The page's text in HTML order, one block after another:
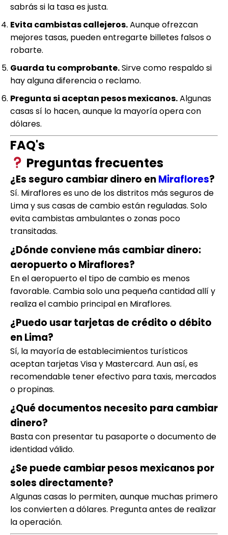
sabrás si la tasa es justa.
Evita cambistas callejeros.Aunque ofrezcan
mejores tasas, pueden entregarte billetes falsos o
robarte.
Guarda tu comprobante.Sirve como respaldo si
hay alguna diferencia o reclamo.
Pregunta si aceptan pesos mexicanos.Algunas
casas sí lo hacen, aunque la mayoría opera con
dólares.
FAQ's
Preguntas frecuentes
¿Es seguro cambiar dinero enMiraflores?
Sí. Miraflores es uno de los distritos más seguros de
Lima y sus casas de cambio están reguladas. Solo
evita cambistas ambulantes o zonas poco
transitadas.
¿Dónde conviene más cambiar dinero:
aeropuerto o Miraflores?
En el aeropuerto el tipo de cambio es menos
favorable. Cambia solo una pequeña cantidad allí y
realiza el cambio principal en Miraflores.
¿Puedo usar tarjetas de crédito o débito
en Lima?
Sí, la mayoría de establecimientos turísticos
aceptan tarjetas Visa y Mastercard. Aun así, es
recomendable tener efectivo para taxis, mercados
o propinas.
¿Qué documentos necesito para cambiar
dinero?
Basta con presentar tu pasaporte o documento de
identidad válido.
¿Se puede cambiar pesos mexicanos por
soles directamente?
Algunas casas lo permiten, aunque muchas primero
los convierten a dólares. Pregunta antes de realizar
la operación.